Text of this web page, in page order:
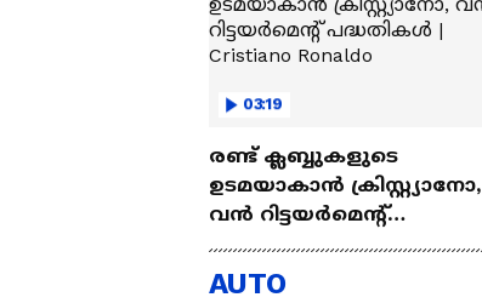
03:19
രണ്ട്‌ ക്ലബ്ബുകളുടെ
ഉടമയാകാന്‍ ക്രിസ്റ്റ്യാനോ,
വന്‍ റിട്ടയര്‍മെന്റ്‌
പദ്ധതികള്‍ | Cristiano
Ronaldo
AUTO